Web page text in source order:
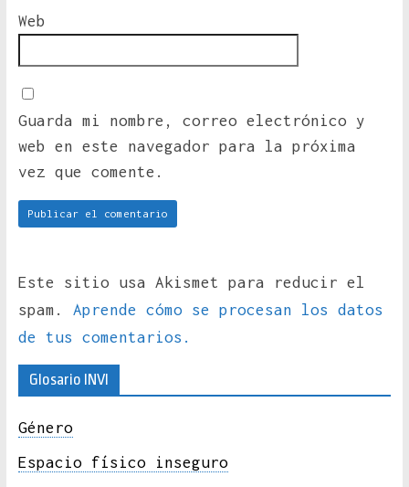
Web
Guarda mi nombre, correo electrónico y
web en este navegador para la próxima
vez que comente.
Este sitio usa Akismet para reducir el
spam. Aprende cómo se procesan los datos
de tus comentarios.
Glosario INVI
Género
Espacio físico inseguro